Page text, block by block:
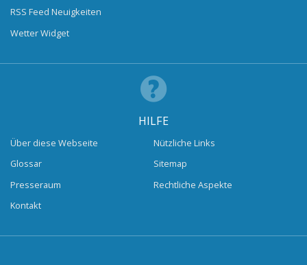
RSS Feed Neuigkeiten
Wetter Widget
HILFE
Über diese Webseite
Glossar
Presseraum
Kontakt
Nützliche Links
Sitemap
Rechtliche Aspekte